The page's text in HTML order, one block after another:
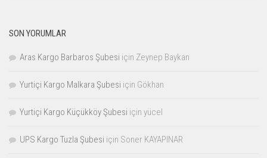
SON YORUMLAR
Aras Kargo Barbaros Şubesi için Zeynep Baykan
Yurtiçi Kargo Malkara Şubesi için Gökhan
Yurtiçi Kargo Küçükköy Şubesi için yücel
UPS Kargo Tuzla Şubesi için Soner KAYAPINAR